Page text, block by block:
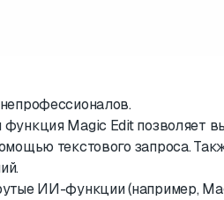
Magic Edit позволяет
текстового запроса.
ИИ-функции (например,